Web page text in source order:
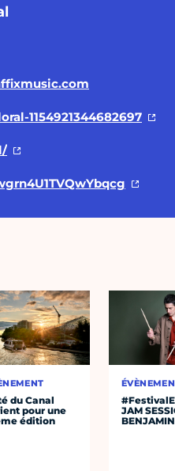
1154921344682697
du Canal
pour une
édition
JAM